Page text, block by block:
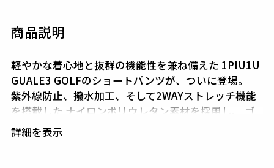
商品説明
軽やかな着心地と抜群の機能性を兼ね備えた 1PIU1U
GUALE3 GOLFのショートパンツが、ついに登場。
紫外線防止、撥水加工、そして2WAYストレッチ機能
を搭載した ナイロンポリウレタン素材を採用し、 ゴ
ルフ場やアウトドアシーンはもちろん、日常使いにも
最適です。
詳細を表示